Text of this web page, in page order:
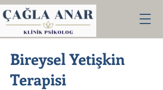
Bireysel Yetişkin
Terapisi